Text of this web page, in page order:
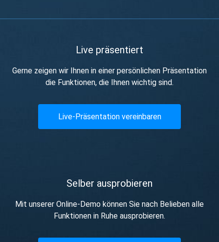
Live präsentiert
Gerne zeigen wir Ihnen in einer persönlichen Präsentation
die Funktionen, die Ihnen wichtig sind.
Live-Präsentation vereinbaren
Selber ausprobieren
Mit unserer Online-Demo können Sie nach Belieben alle
Funktionen in Ruhe ausprobieren.